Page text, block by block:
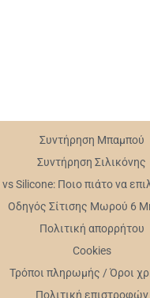
Συντήρηση Mπαμπού
Συντήρηση Σιλικόνης
Silicone: Ποιο πιάτο να
Οδηγός Σίτισης Μωρού 6
Πολιτική απορρήτου
Cookies
Τρόποι πληρωμής / Όροι
Πολιτική επιστροφών